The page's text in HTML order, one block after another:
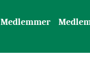
Medlemmer